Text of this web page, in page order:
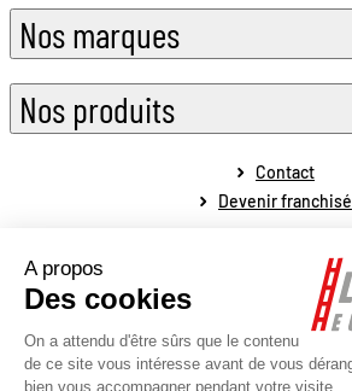
Nos marques
Nos produits
Contact
Devenir franchisé